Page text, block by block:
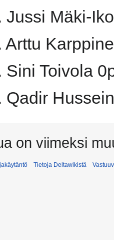
Jussi Mäki-
Arttu
Sini Toivola
Qadir
on viimeksi
Tietoja Deltawikistä